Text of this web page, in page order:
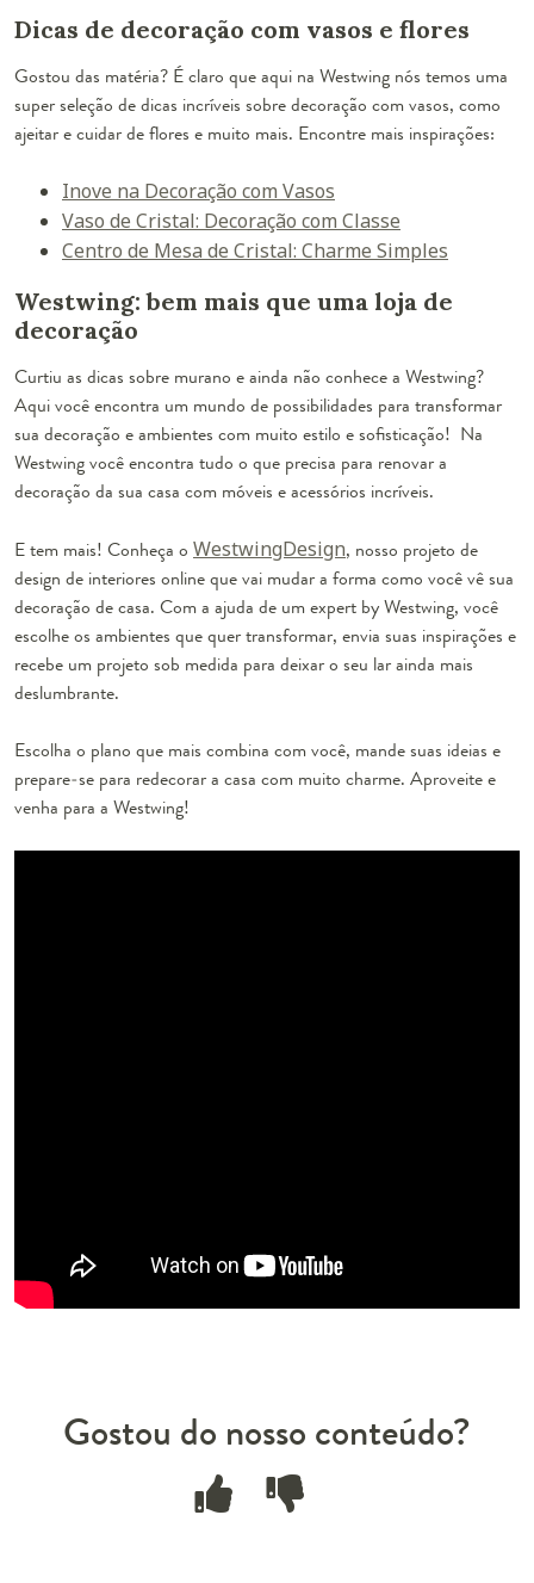
Dicas de decoração com vasos e flores
Gostou das matéria? É claro que aqui na Westwing nós temos uma
super seleção de dicas incríveis sobre decoração com vasos, como
ajeitar e cuidar de flores e muito mais. Encontre mais inspirações:
Inove na Decoração com Vasos
Vaso de Cristal: Decoração com Classe
Centro de Mesa de Cristal: Charme Simples
Westwing: bem mais que uma loja de
decoração
Curtiu as dicas sobre murano e ainda não conhece a Westwing?
Aqui você encontra um mundo de possibilidades para transformar
sua decoração e ambientes com muito estilo e sofisticação! Na
Westwing você encontra tudo o que precisa para renovar a
decoração da sua casa com móveis e acessórios incríveis.
E tem mais! Conheça o WestwingDesign, nosso projeto de
design de interiores online que vai mudar a forma como você vê sua
decoração de casa. Com a ajuda de um expert by Westwing, você
escolhe os ambientes que quer transformar, envia suas inspirações e
recebe um projeto sob medida para deixar o seu lar ainda mais
deslumbrante.
Escolha o plano que mais combina com você, mande suas ideias e
prepare-se para redecorar a casa com muito charme. Aproveite e
venha para a Westwing!
Gostou do nosso conteúdo?